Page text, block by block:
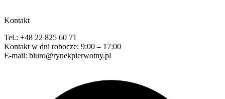
Kontakt
Tel.: +48 22 825 60 71
Kontakt w dni robocze: 9:00 – 17:00
E-mail: biuro@rynekpierwotny.pl